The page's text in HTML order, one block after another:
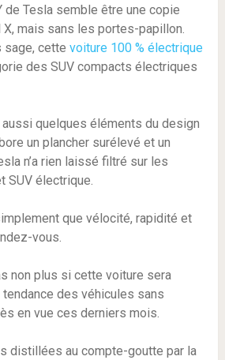
de Tesla semble être une copie
mais sans les portes-papillon.
sage, cette voiture 100 % électrique
des SUV compacts électriques
aussi quelques éléments du design
un plancher surélevé et un
n’a rien laissé filtré sur les
SUV électrique.
que vélocité, rapidité et
vous.
non plus si cette voiture sera
tendance des véhicules sans
en vue ces derniers mois.
distillées au compte-goutte par la